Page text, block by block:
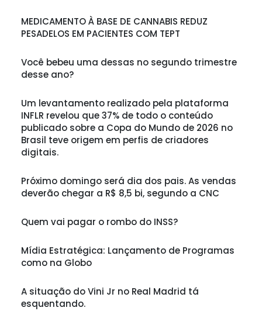
MEDICAMENTO À BASE DE CANNABIS REDUZ
PESADELOS EM PACIENTES COM TEPT
Você bebeu uma dessas no segundo trimestre
desse ano?
Um levantamento realizado pela plataforma
INFLR revelou que 37% de todo o conteúdo
publicado sobre a Copa do Mundo de 2026 no
Brasil teve origem em perfis de criadores
digitais.
Próximo domingo será dia dos pais. As vendas
deverão chegar a R$ 8,5 bi, segundo a CNC
Quem vai pagar o rombo do INSS?
Mídia Estratégica: Lançamento de Programas
como na Globo
A situação do Vini Jr no Real Madrid tá
esquentando.